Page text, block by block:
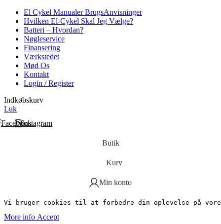
El Cykel Manualer BrugsAnvisninger
Hvilken El-Cykel Skal Jeg Vælge?
Batteri – Hvordan?
Nøgleservice
Finansering
Værkstedet
Mød Os
Kontakt
Login / Register
Indkøbskurv
Luk
FacebookInstagram
Butik
Kurv
Min konto
Vi bruger cookies til at forbedre din oplevelse på vores
More info More
Accept